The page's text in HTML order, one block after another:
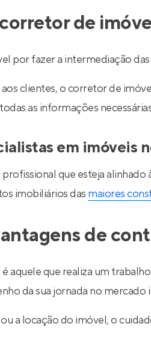
de
por fazer a intermediação
clientes, o corretor de
as informações
em imóveis
que esteja
imobiliários das maiores
de
aquele que realiza um
da sua jornada no mercado
a locação do imóvel, o